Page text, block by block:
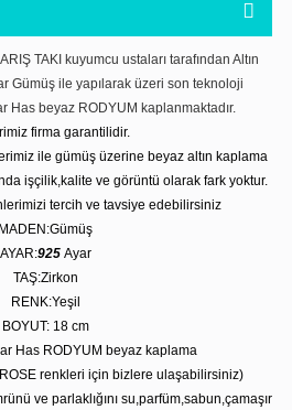
TAKI kuyumcu ustaları tarafından Altın
Gümüş ile yapılarak üzeri son teknoloji
Has beyaz RODYUM kaplanmaktadır.
firma garantilidir.
ile gümüş üzerine beyaz altın kaplama
işçilik,kalite ve görüntü olarak fark yoktur.
tercih ve tavsiye edebilirsiniz
MADEN:Gümüş
AYAR:925 Ayar
TAŞ:Zirkon
RENK:Yeşil
BOYUT: 18 cm
Has RODYUM beyaz kaplama
renkleri için bizlere ulaşabilirsiniz)
ve parlaklığını su,parfüm,sabun,çamaşır